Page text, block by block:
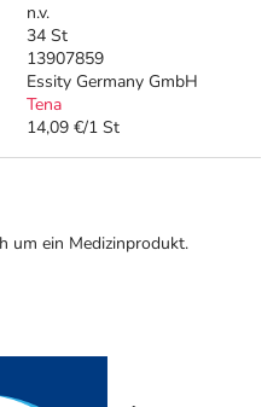
n.v.
34 St
13907859
Essity Germany GmbH
Tena
14,09 €/1 St
um ein Medizinprodukt.